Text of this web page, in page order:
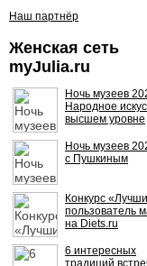
Наш партнёр
Женская сеть
myJulia.ru
Ночь музеев
Народное
высшем уровне
Ночь музеев
с Пушкиным
Конкурс
пользователь
на Diets.ru
6 интересных
традиций